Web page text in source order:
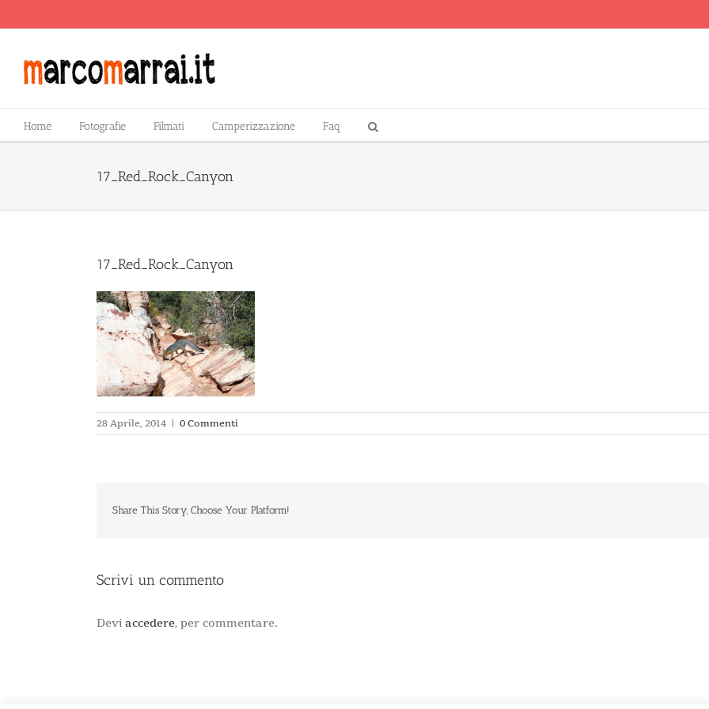
Home Fotografie Filmati Camperizzazione Faq
17_Red_Rock_Canyon
17_Red_Rock_Canyon
28 Aprile, 2014 | 0 Commenti
Share This Story, Choose Your Platform!
Scrivi un commento
Devi accedere, per commentare.